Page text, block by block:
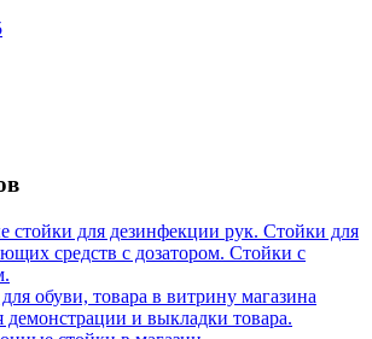
стойки для дезинфекции рук. Стойки для
средств с дозатором. Стойки с
обуви, товара в витрину магазина
демонстрации и выкладки товара.